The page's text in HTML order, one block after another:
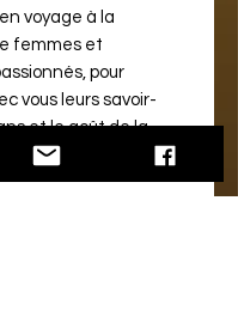
voyage à la
femmes et
pour
vous leurs savoir-
et le goût de la